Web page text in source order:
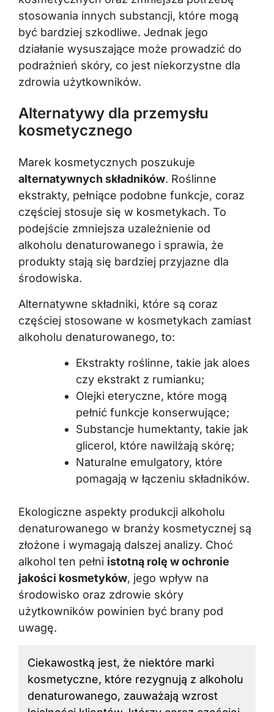
stosowania innych substancji, które mogą
być bardziej szkodliwe. Jednak jego
działanie wysuszające może prowadzić do
podrażnień skóry, co jest niekorzystne dla
zdrowia użytkowników.
Alternatywy dla przemysłu
kosmetycznego
Marek kosmetycznych poszukuje
alternatywnych składników
. Roślinne
ekstrakty, pełniące podobne funkcje, coraz
częściej stosuje się w kosmetykach. To
podejście zmniejsza uzależnienie od
alkoholu denaturowanego i sprawia, że
produkty stają się bardziej przyjazne dla
środowiska.
Alternatywne składniki, które są coraz
częściej stosowane w kosmetykach zamiast
alkoholu denaturowanego, to:
Ekstrakty roślinne, takie jak aloes
czy ekstrakt z rumianku;
Olejki eteryczne, które mogą
pełnić funkcje konserwujące;
Substancje humektanty, takie jak
glicerol, które nawilżają skórę;
Naturalne emulgatory, które
pomagają w łączeniu składników.
Ekologiczne aspekty produkcji alkoholu
denaturowanego w branży kosmetycznej są
złożone i wymagają dalszej analizy. Choć
alkohol ten pełniistotną rolę w ochronie
jakości kosmetyków , jego wpływ na
środowisko oraz zdrowie skóry
użytkowników powinien być brany pod
uwagę.
Ciekawostką jest, że niektóre marki
kosmetyczne, które rezygnują z alkoholu
denaturowanego, zauważają wzrost
lojalności klientów, którzy coraz częściej